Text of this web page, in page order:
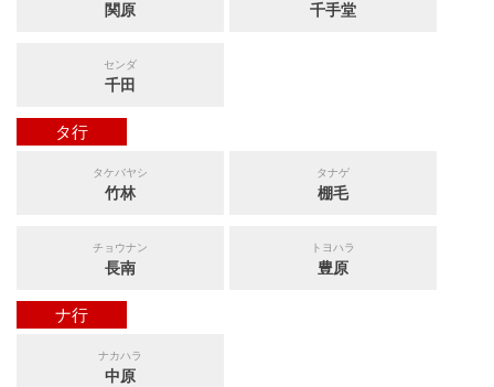
関原 千手堂
センダ
千田
タ行
タケバヤシ
竹林
タナゲ
棚毛
チョウナン
長南
トヨハラ
豊原
ナ行
ナカハラ
中原